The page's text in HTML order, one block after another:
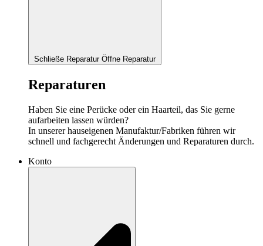
Schließe Reparatur Öffne Reparatur
Reparaturen
Haben Sie eine Perücke oder ein Haarteil, das Sie gerne
aufarbeiten lassen würden?
In unserer hauseigenen Manufaktur/Fabriken führen wir
schnell und fachgerecht Änderungen und Reparaturen durch.
Konto